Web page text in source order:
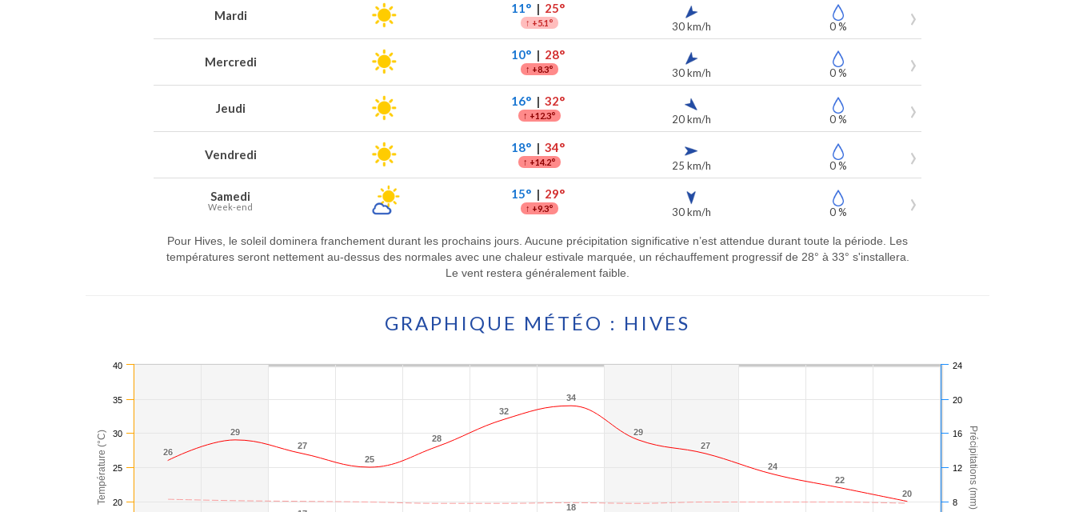
Mardi 11°| 25°
↑ +5.1° 30 km/h 0 %
Mercredi 10°| 28°
↑ +8.3° 30 km/h 0 %
Jeudi 16°| 32°
↑ +12.3° 20 km/h 0 %
Vendredi 18°| 34°
↑ +14.2° 25 km/h 0 %
Samedi
Week-end
15°| 29°
↑ +9.3° 30 km/h 0 %
Pour Hives, le soleil dominera franchement durant les prochains jours. Aucune précipitation significative n’est attendue durant toute la période. Les
températures seront nettement au-dessus des normales avec une chaleur estivale marquée, un réchauffement progressif de 28° à 33° s'installera.
Le vent restera généralement faible.
GRAPHIQUE MÉTÉO : HIVES
Température (°C) Précipitations (mm)
26
26
29
29
27
27
25
25
28
28
32
32
34
34
29
29
27
27
24
24
22
22
20
20
18
18
20
25
30
35
40
8
12
16
20
24